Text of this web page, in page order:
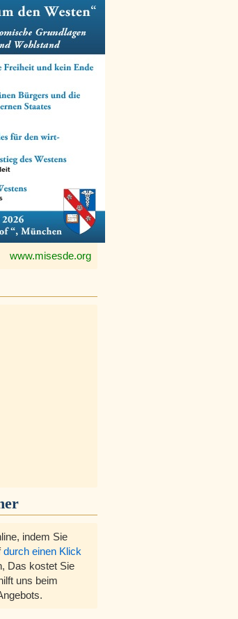
www.misesde.org
indem Sie
durch einen Klick
Das kostet Sie
uns beim